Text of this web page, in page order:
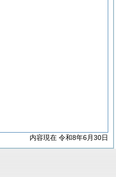
内容現在 令和8年6月30日